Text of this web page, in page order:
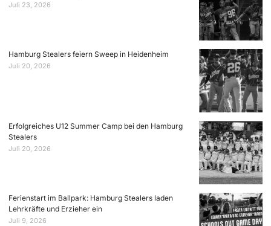
Juli 23, 2026
Hamburg Stealers feiern Sweep in Heidenheim
Juli 20, 2026
Erfolgreiches U12 Summer Camp bei den Hamburg
Stealers
Juli 20, 2026
Ferienstart im Ballpark: Hamburg Stealers laden
Lehrkräfte und Erzieher ein
Juli 9, 2026